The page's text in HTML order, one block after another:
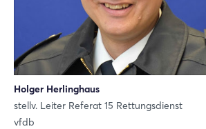
Holger Herlinghaus
stellv. Leiter Referat 15 Rettungsdienst
vfdb
Login
Einloggen